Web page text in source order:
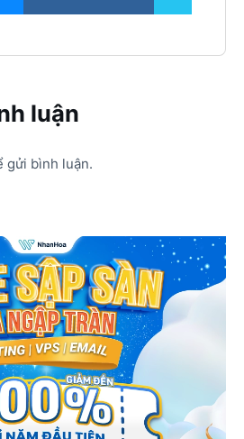
luận
gửi bình luận.